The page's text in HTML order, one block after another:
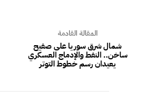
المقالة القادمة
شمال شرق سوريا على صفيح
ساخن.. النفط والإدماج العسكري
يعيدان رسم خطوط التوتر